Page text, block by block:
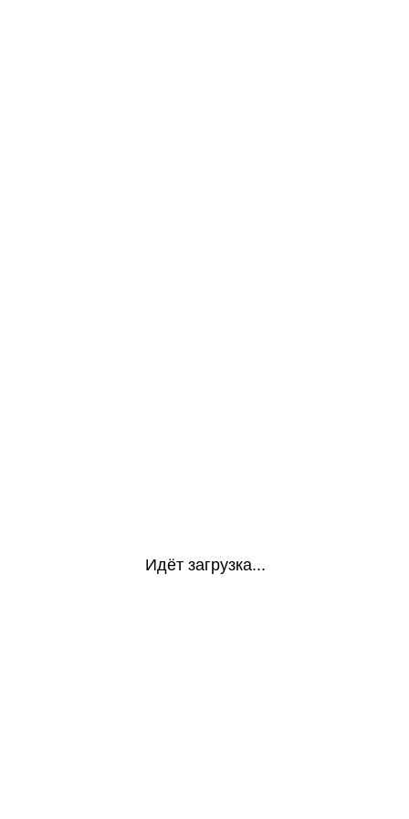
Идёт загрузка...